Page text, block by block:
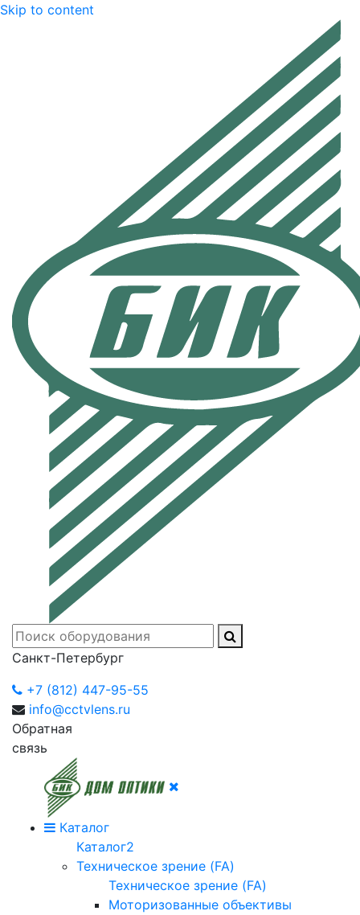
Skip to content
Санкт-Петербург
+7 (812) 447-95-55
info@cctvlens.ru
Обратная
связь
Каталог
Каталог2
Техническое зрение (FA)
Техническое зрение (FA)
Моторизованные объективы